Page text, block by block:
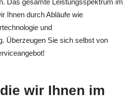
Das gesamte Leistungsspektrum im
Ihnen durch Abläufe wie
und
Überzeugen Sie sich selbst von
wir Ihnen im